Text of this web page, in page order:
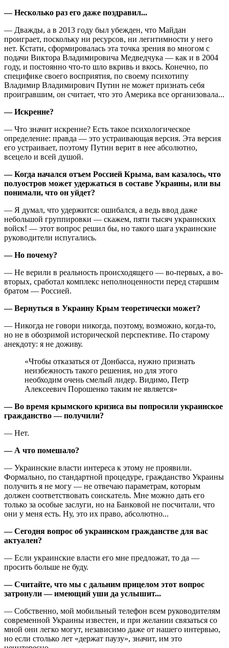
— Несколько раз его даже поздравил...
— Дважды, а в 2013 году был убежден, что Майдан
проиграет, поскольку ни ресурсов, ни легитимности у него
нет. Кстати, сформировалась эта точка зрения во многом с
подачи Виктора Владимировича Медведчука — как и в 2004
году, и постоянно что-то шло вкривь и вкось. Конечно, по
специфике своего восприятия, по своему психотипу
Владимир Владимирович Путин не может признать себя
проигравшим, он считает, что это Америка все организовала...
— Искренне?
— Что значит искренне? Есть такое психологическое
определение: правда — это устраивающая версия. Эта версия
его устраивает, поэтому Путин верит в нее абсолютно,
всецело и всей душой.
— Когда начался отъем Россией Крыма, вам казалось, что
полуостров может удержаться в составе Украины, или вы
понимали, что он уйдет?
— Я думал, что удержится: ошибался, а ведь ввод даже
небольшой группировки — скажем, пяти тысяч украинских
войск! — этот вопрос решил бы, но такого шага украинские
руководители испугались.
— Но почему?
— Не верили в реальность происходящего — во-первых, а во-
вторых, сработал комплекс неполноценности перед старшим
братом — Россией.
— Вернуться в Украину Крым теоретически может?
— Никогда не говори никогда, поэтому, возможно, когда-то,
но не в обозримой исторической перспективе. По старому
анекдоту: я не доживу.
«Чтобы отказаться от Донбасса, нужно признать
неизбежность такого решения, но для этого
необходим очень смелый лидер. Видимо, Петр
Алексеевич Порошенко таким не является»
— Во время крымского кризиса вы попросили украинское
гражданство — получили?
— Нет.
— А что помешало?
— Украинские власти интереса к этому не проявили.
Формально, по стандартной процедуре, гражданство Украины
получить я не могу — не отвечаю параметрам, которым
должен соответствовать соискатель. Мне можно дать его
только за особые заслуги, но на Банковой не посчитали, что
они у меня есть. Ну, это их право, абсолютно...
— Сегодня вопрос об украинском граж­данстве для вас
актуален?
— Если украинские власти его мне предложат, то да —
просить больше не буду.
— Считайте, что мы с дальним прицелом этот вопрос
затронули — имеющий уши да услышит...
— Собственно, мой мобильный телефон всем руководителям
современной Украины известен, и при желании связаться со
мной они легко могут, независимо даже от нашего интервью,
но если столько лет «держат паузу», значит, им это